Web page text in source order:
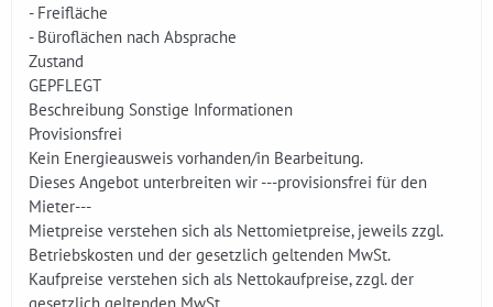
- Freifläche
- Büroflächen nach Absprache
Zustand
GEPFLEGT
Beschreibung Sonstige Informationen
Provisionsfrei
Kein Energieausweis vorhanden/in Bearbeitung.
Dieses Angebot unterbreiten wir ---provisionsfrei für den
Mieter---
Mietpreise verstehen sich als Nettomietpreise, jeweils zzgl.
Betriebskosten und der gesetzlich geltenden MwSt.
Kaufpreise verstehen sich als Nettokaufpreise, zzgl. der
gesetzlich geltenden MwSt.